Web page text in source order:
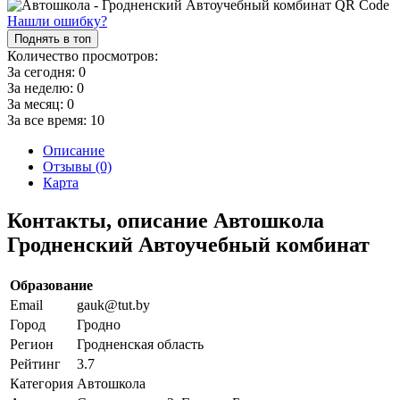
Нашли ошибку?
Поднять в топ
Количество просмотров:
За сегодня: 0
За неделю: 0
За месяц: 0
За все время: 10
Описание
Отзывы (0)
Карта
Контакты, описание Автошкола
Гродненский Автоучебный комбинат
Образование
Email
gauk@tut.by
Город
Гродно
Регион
Гродненская область
Рейтинг
3.7
Категория Автошкола